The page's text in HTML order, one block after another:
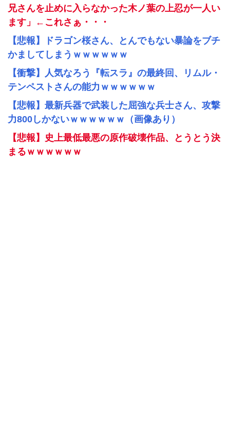
兄さんを止めに入らなかった木ノ葉の上忍が一人い
ます」←これさぁ・・・
【悲報】ドラゴン桜さん、とんでもない暴論をブチ
かましてしまうｗｗｗｗｗｗ
【衝撃】人気なろう『転スラ』の最終回、リムル・
テンペストさんの能力ｗｗｗｗｗｗ
【悲報】最新兵器で武装した屈強な兵士さん、攻撃
力800しかないｗｗｗｗｗｗ（画像あり）
【悲報】史上最低最悪の原作破壊作品、とうとう決
まるｗｗｗｗｗｗ